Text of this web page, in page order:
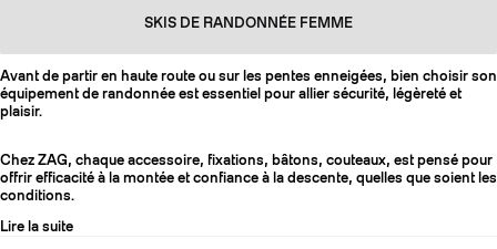
SKIS DE RANDONNÉE FEMME
Avant de partir en haute route ou sur les pentes enneigées, bien choisir son
équipement de randonnée est essentiel pour allier sécurité, légèreté et
plaisir.
Chez ZAG, chaque accessoire, fixations, bâtons, couteaux, est pensé pour
offrir efficacité à la montée et confiance à la descente, quelles que soient les
conditions.
Lire la suite